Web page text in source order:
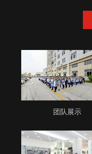
团队展示